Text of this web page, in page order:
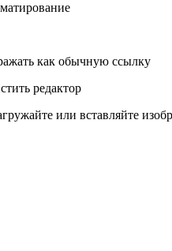
как обычную ссылку
редактор
или вставляйте